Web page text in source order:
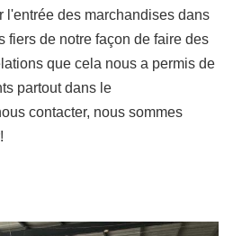
l'entrée des marchandises dans
fiers de notre façon de faire des
que cela nous a permis de
partout dans le
contacter, nous sommes